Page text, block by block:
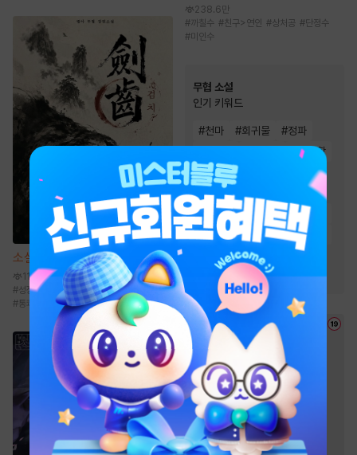
소설 검치
11.8만
#성장물 전통무협 #비장함 #먼치킨
#통쾌함
238.6만
#까칠수 #친구>연인 #상처공 #단정수
#미인수
무협 소설
인기 키워드
#천마 #회귀물 #정파
유쾌함
#검객/무사
#차원이동물
천하제일인
# 환생물 # 고독함
생존물
#복수물 #잔잔함 #성장물
사이다물 #귀환물
빙의물 먼치킨